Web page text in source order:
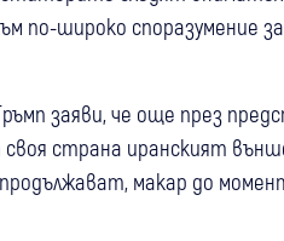
по-широко споразумение
заяви, че още през
страна иранският
макар до